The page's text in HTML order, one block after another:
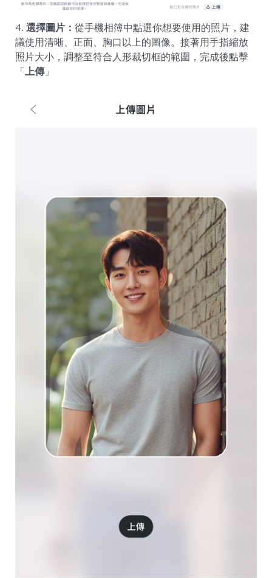
4. 選擇圖片： 從手機相簿中點選你想要使用的照片，建
議使用清晰、正面、胸口以上的圖像。接著用手指縮放
照片大小，調整至符合人形裁切框的範圍，完成後點擊
「上傳」